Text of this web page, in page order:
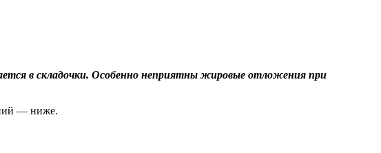
в складочки. Особенно неприятны жировые отложения при
— ниже.